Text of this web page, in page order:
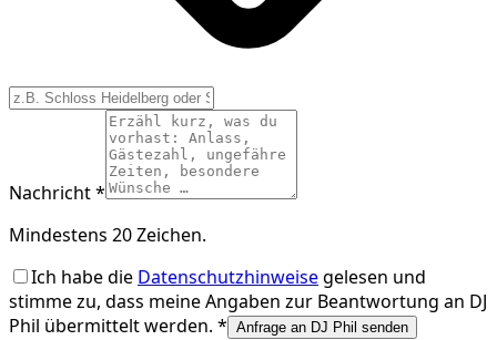
Nachricht *
Mindestens 20 Zeichen.
Ich habe die Datenschutzhinweisegelesen und
stimme zu, dass meine Angaben zur Beantwortung an DJ
Phil übermittelt werden. * Anfrage an DJ Phil senden